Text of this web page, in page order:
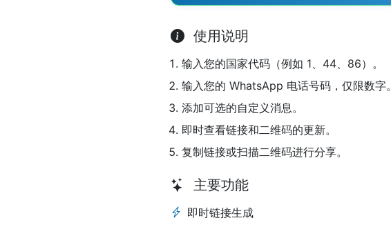
使用说明
输入您的国家代码（例如 1、44、86）。
输入您的 WhatsApp 电话号码，仅限数字。
添加可选的自定义消息。
即时查看链接和二维码的更新。
复制链接或扫描二维码进行分享。
主要功能
即时链接生成